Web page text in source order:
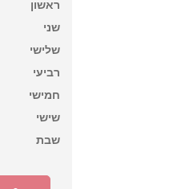
ראשון
שני
שלישי
רביעי
חמישי
שישי
שבת